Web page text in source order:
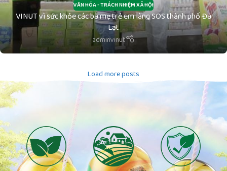
VĂN HÓA - TRÁCH NHIỆM XÃ HỘI
VINUT vì sức khỏe các bà mẹ trẻ em làng SOS thành phố Đà
Lạt
adminvinut
Load more posts